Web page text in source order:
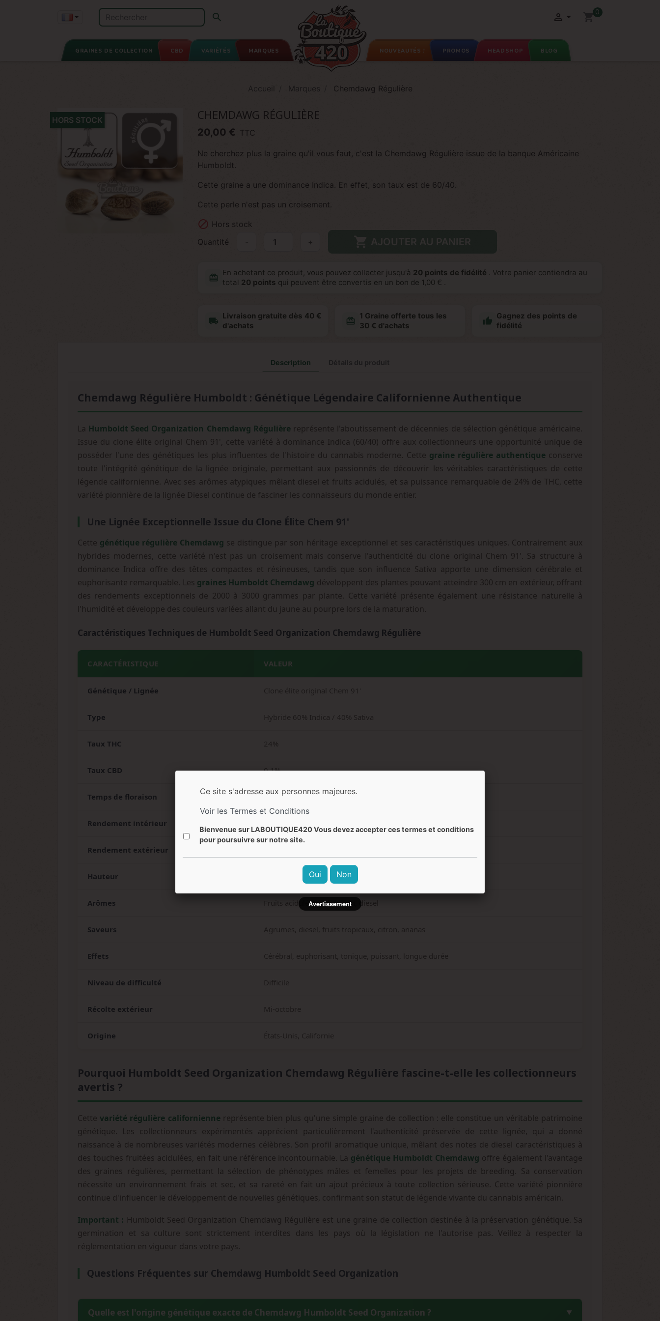
  shopping_cart0
GRAINES DE COLLECTION CBD VARIÉTÉS MARQUES NOUVEAUTÉS ! PROMOS HEADSHOP BLOG
Accueil Marques Chemdawg Régulière
HORS STOCK CHEMDAWG RÉGULIÈRE
20,00 € TTC
Ne cherchez plus la graine qu'il vous faut, c'est la Chemdawg Régulière issue de la banque Américaine
Humboldt.
Cette graine a une dominance Indica. En effet, son taux est de 60/40.
Cette perle n'est pas un croisement.
 Hors stock
Quantité
+  AJOUTER AU PANIER
redeem
En achetant ce produit, vous pouvez collecter jusqu'à 20 points de fidélité . Votre panier contiendra au
total 20 points qui peuvent être convertis en un bon de 1,00 € .
local_shipping
Livraison gratuite dès 40 €
d'achats
redeem
1 Graine offerte tous les
30 € d'achats

Gagnez des points de
fidélité
Description
Chemdawg Régulière Humboldt : Génétique Légendaire Californienne Authentique
La Humboldt Seed Organization Chemdawg Régulièrereprésente l'aboutissement de décennies de sélection génétique américaine.
Issue du clone élite original Chem 91', cette variété à dominance Indica (60/40) offre aux collectionneurs une opportunité unique de
posséder l'une des génétiques les plus influentes de l'histoire du cannabis moderne. Cette graine régulière authentiqueconserve
toute l'intégrité génétique de la lignée originale, permettant aux passionnés de découvrir les véritables caractéristiques de cette
légende californienne. Avec ses arômes atypiques mêlant diesel et fruits acidulés, et sa puissance remarquable de 24% de THC, cette
variété pionnière de la lignée Diesel continue de fasciner les connaisseurs du monde entier.
Une Lignée Exceptionnelle Issue du Clone Élite Chem 91'
Cette génétique régulière Chemdawg se distingue par son héritage exceptionnel et ses caractéristiques uniques. Contrairement aux
hybrides modernes, cette variété n'est pas un croisement mais conserve l'authenticité du clone original Chem 91'. Sa structure à
dominance Indica offre des têtes compactes et résineuses, tandis que son influence Sativa apporte une dimension cérébrale et
euphorisante remarquable. Les graines Humboldt Chemdawg développent des plantes pouvant atteindre 300 cm en extérieur, offrant
des rendements exceptionnels de 2000 à 3000 grammes par plante. Cette variété présente également une résistance naturelle à
l'humidité et développe des couleurs variées allant du jaune au pourpre lors de la maturation.
Caractéristiques Techniques de Humboldt Seed Organization Chemdawg Régulière
CARACTÉRISTIQUE VALEUR
Génétique / Lignée Clone élite original Chem 91'
Type Hybride 60% Indica / 40% Sativa
Taux THC 24%
Taux CBD 0,1%
Temps de floraison 65-70 jours
Rendement intérieur
Rendement extérieur
Hauteur Jusqu'à 300 cm en extérieur
Arômes Fruits acidulés, pétrole, pin, diesel
Saveurs Agrumes, diesel, fruits tropicaux, citron, ananas
Effets Cérébral, euphorisant, tonique, puissant, longue durée
Niveau de difficulté Difficile
Récolte extérieur Mi-octobre
Origine États-Unis, Californie
Pourquoi Humboldt Seed Organization Chemdawg Régulière fascine-t-elle les collectionneurs
avertis ?
Cettevariété régulière californiennereprésente bien plus qu'une simple graine de collection : elle constitue un véritable patrimoine
génétique. Les collectionneurs expérimentés apprécient particulièrement l'authenticité préservée de cette lignée, qui a donné
naissance à de nombreuses variétés modernes célèbres. Son profil aromatique unique, mêlant des notes de diesel caractéristiques à
des touches fruitées acidulées, en fait une référence incontournable. La génétique Humboldt Chemdawg offre également l'avantage
des graines régulières, permettant la sélection de phénotypes mâles et femelles pour les projets de breeding. Sa conservation
nécessite un environnement frais et sec, et sa rareté en fait un ajout précieux à toute collection sérieuse. Cette variété pionnière
continue d'influencer le développement de nouvelles génétiques, confirmant son statut de légende vivante du cannabis américain.
Important : Humboldt Seed Organization Chemdawg Régulière est une graine de collection destinée à la préservation génétique. Sa
germination et sa culture sont strictement interdites dans les pays où la législation ne l'autorise pas. Veillez à respecter la
réglementation en vigueur dans votre pays.
Questions Fréquentes sur Chemdawg Humboldt Seed Organization
Quelle est l'origine génétique exacte de Chemdawg Humboldt Seed Organization ?
Ce site s'adresse aux personnes majeures.
Voir les Termes et Conditions
Bienvenue sur LABOUTIQUE420 Vous devez accepter ces termes et conditions
pour poursuivre sur notre site.
Oui Non
Avertissement